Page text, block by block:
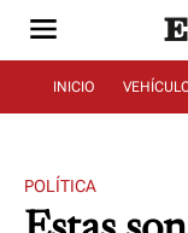
INICIO
POLÍTICA